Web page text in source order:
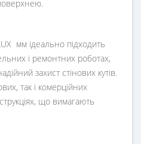
мм ідеально підходить
і ремонтних роботах,
захист стінових кутів.
так і комерційних
що вимагають